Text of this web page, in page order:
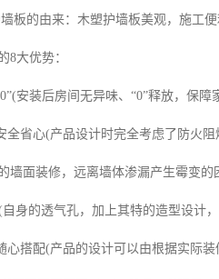
的由来：木塑护墙板美观，施工便
8大优势：
安装后房间无异味、“0”释放，保
全省心(产品设计时完全考虑了防火
墙面装修，远离墙体渗漏产生霉变
身的透气孔，加上其特的造型设计
心搭配(产品的设计可以由根据实际